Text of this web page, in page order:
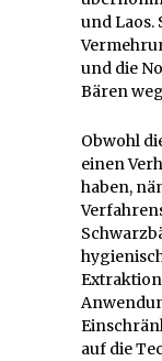
und Laos.
und die
Bären
Obwohl
einen
haben,
auf die